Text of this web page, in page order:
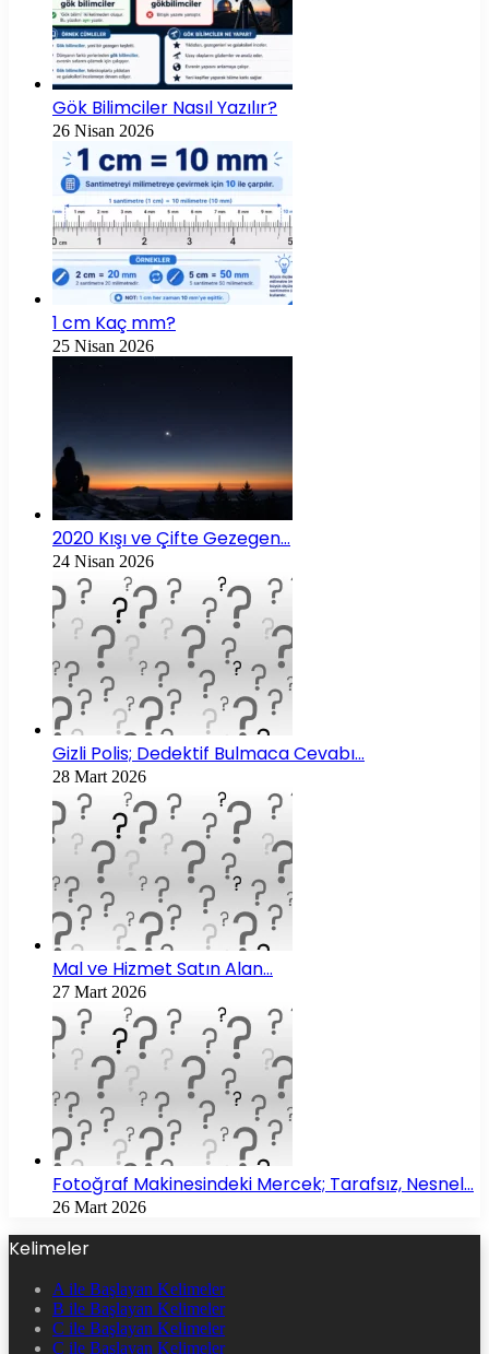
Gök Bilimciler Nasıl Yazılır?
26 Nisan 2026
1 cm Kaç mm?
25 Nisan 2026
2020 Kışı ve Çifte Gezegen…
24 Nisan 2026
Gizli Polis; Dedektif Bulmaca Cevabı…
28 Mart 2026
Mal ve Hizmet Satın Alan…
27 Mart 2026
Fotoğraf Makinesindeki Mercek; Tarafsız, Nesnel…
26 Mart 2026
Kelimeler
A ile Başlayan Kelimeler
B ile Başlayan Kelimeler
C ile Başlayan Kelimeler
Ç ile Başlayan Kelimeler